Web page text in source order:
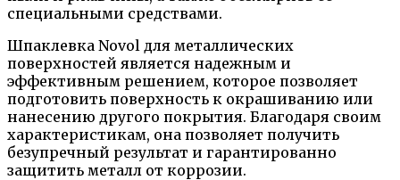
специальными средствами.
Шпаклевка Novol для металлических
поверхностей является надежным и
эффективным решением, которое позволяет
подготовить поверхность к окрашиванию или
нанесению другого покрытия. Благодаря своим
характеристикам, она позволяет получить
безупречный результат и гарантированно
защитить металл от коррозии.